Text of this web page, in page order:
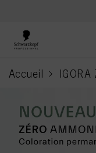
Accueil IGORA
current